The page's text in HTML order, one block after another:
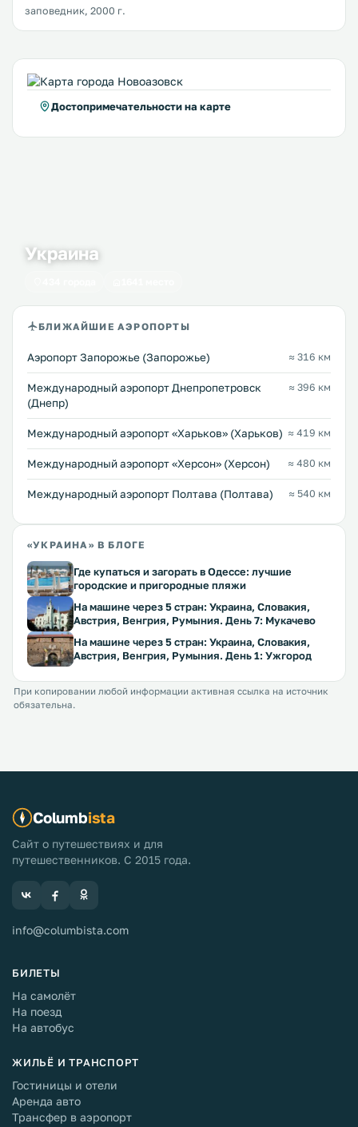
заповедник, 2000 г.
Достопримечательности на карте
Украина
БЛИЖАЙШИЕ АЭРОПОРТЫ
Аэропорт Запорожье (Запорожье) ≈ 316 км
Международный аэропорт Днепропетровск
(Днепр)
≈ 396 км
Международный аэропорт «Харьков» (Харьков) ≈ 419 км
Международный аэропорт «Херсон» (Херсон) ≈ 480 км
Международный аэропорт Полтава (Полтава) ≈ 540 км
«УКРАИНА» В БЛОГЕ
Где купаться и загорать в Одессе: лучшие
городские и пригородные пляжи
На машине через 5 стран: Украина, Словакия,
Австрия, Венгрия, Румыния. День 7: Мукачево
На машине через 5 стран: Украина, Словакия,
Австрия, Венгрия, Румыния. День 1: Ужгород
При копировании любой информации активная ссылка на источник
обязательна.
Columbista
Сайт о путешествиях и для
путешественников. С 2015 года.
info@columbista.com
БИЛЕТЫ
На самолёт
На поезд
На автобус
ЖИЛЬЁ И ТРАНСПОРТ
Гостиницы и отели
Аренда авто
Трансфер в аэропорт